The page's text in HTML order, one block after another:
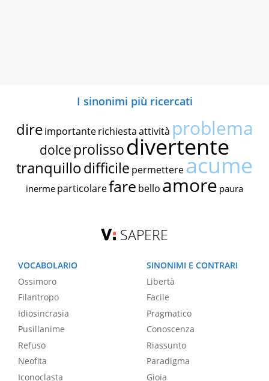
I sinonimi più ricercati
dire importante richiestaattività problema
dolce prolissodivertente
tranquillodifficile permettereacume
inerme particolarefare bello amore paura
SAPERE
VOCABOLARIO
Ossimoro
Filantropo
Idiosincrasia
Pusillanime
Refuso
Neofita
Iconoclasta
SINONIMI E CONTRARI
Libertà
Facile
Pragmatico
Conoscenza
Riassunto
Paradigma
Gioia